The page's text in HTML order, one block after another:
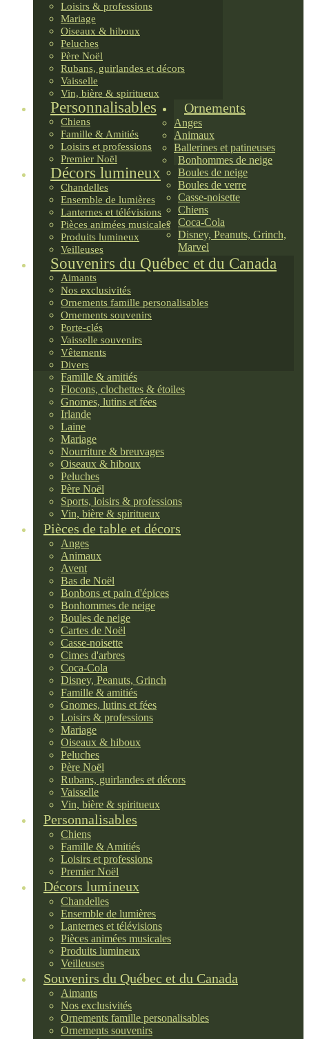
Loisirs & professions
Mariage
Oiseaux & hiboux
Peluches
Père Noël
Rubans, guirlandes et décors
Vaisselle
Vin, bière & spiritueux
Personnalisables
Chiens
Famille & Amitiés
Loisirs et professions
Premier Noël
Décors lumineux
Chandelles
Ensemble de lumières
Lanternes et télévisions
Pièces animées musicales
Produits lumineux
Veilleuses
Souvenirs du Québec et du Canada
Aimants
Nos exclusivités
Ornements famille personalisables
Ornements souvenirs
Porte-clés
Vaisselle souvenirs
Vêtements
Divers
Ornements
Anges
Animaux
Ballerines et patineuses
Bonhommes de neige
Boules de neige
Boules de verre
Casse-noisette
Chiens
Coca-Cola
Disney, Peanuts, Grinch,
Marvel
Famille & amitiés
Flocons, clochettes & étoiles
Gnomes, lutins et fées
Irlande
Laine
Mariage
Nourriture & breuvages
Oiseaux & hiboux
Peluches
Père Noël
Sports, loisirs & professions
Vin, bière & spiritueux
Pièces de table et décors
Anges
Animaux
Avent
Bas de Noël
Bonbons et pain d'épices
Bonhommes de neige
Boules de neige
Cartes de Noël
Casse-noisette
Cimes d'arbres
Coca-Cola
Disney, Peanuts, Grinch
Famille & amitiés
Gnomes, lutins et fées
Loisirs & professions
Mariage
Oiseaux & hiboux
Peluches
Père Noël
Rubans, guirlandes et décors
Vaisselle
Vin, bière & spiritueux
Personnalisables
Chiens
Famille & Amitiés
Loisirs et professions
Premier Noël
Décors lumineux
Chandelles
Ensemble de lumières
Lanternes et télévisions
Pièces animées musicales
Produits lumineux
Veilleuses
Souvenirs du Québec et du Canada
Aimants
Nos exclusivités
Ornements famille personalisables
Ornements souvenirs